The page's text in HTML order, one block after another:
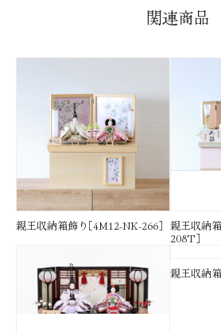
関連商品
親王収納箱飾り［4M12-NK-266］ 親王収納
208T］